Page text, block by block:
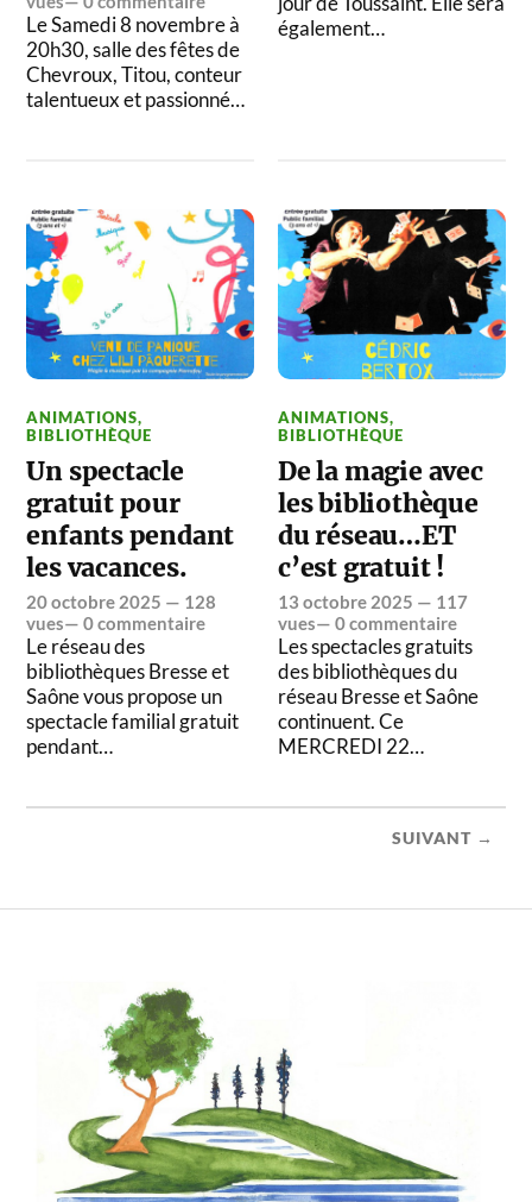
Le Samedi 8 novembre à
20h30, salle des fêtes de
Chevroux, Titou, conteur
talentueux et passionné…
également…
ANIMATIONS,
BIBLIOTHÈQUE
Un spectacle
gratuit pour
enfants pendant
les vacances.
20 octobre 2025 — 128
vues—0 commentaire
Le réseau des
bibliothèques Bresse et
Saône vous propose un
spectacle familial gratuit
pendant…
ANIMATIONS,
BIBLIOTHÈQUE
De la magie avec
les bibliothèque
du réseau…ET
c’est gratuit !
13 octobre 2025 — 117
vues—0 commentaire
Les spectacles gratuits
des bibliothèques du
réseau Bresse et Saône
continuent. Ce
MERCREDI 22…
SUIVANT →